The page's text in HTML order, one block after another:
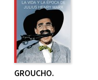
GROUCHO.